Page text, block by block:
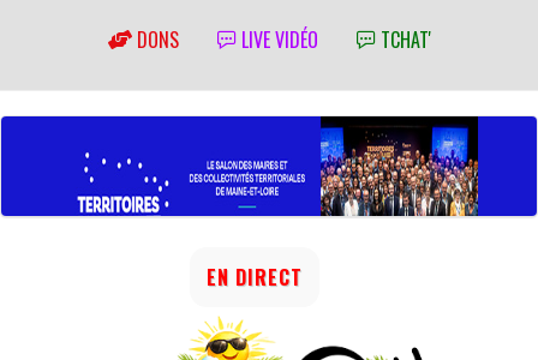
DONS LIVE VIDÉO TCHAT'
EN DIRECT